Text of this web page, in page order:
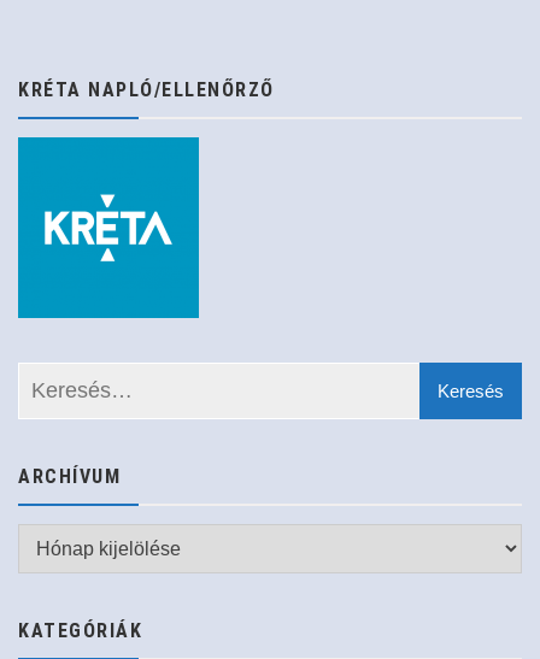
KRÉTA NAPLÓ/ELLENŐRZŐ
ARCHÍVUM
Archívum
KATEGÓRIÁK